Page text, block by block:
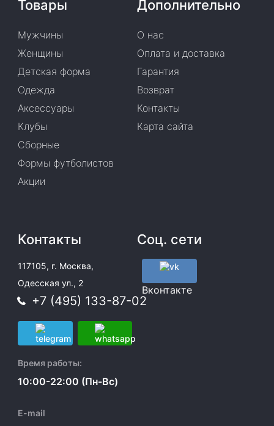
Товары
Мужчины
Женщины
Детская форма
Одежда
Аксессуары
Клубы
Сборные
Формы футболистов
Акции
Дополнительно
О нас
Оплата и доставка
Гарантия
Возврат
Контакты
Карта сайта
Контакты
117105, г. Москва,
Одесская ул., 2
+7 (495) 133-87-02
Время работы:
10:00-22:00 (Пн-Вс)
E-mail
Соц. сети
Вконтакте